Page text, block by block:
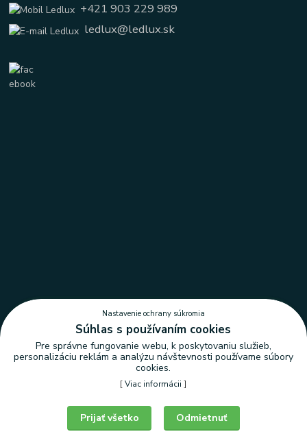
+421 903 229 989
ledlux@ledlux.sk
Nastavenie ochrany súkromia
Nastavenie ochrany súkromia
Súhlas s používaním cookies
Pre správne fungovanie webu, k poskytovaniu služieb,
personalizáciu reklám a analýzu návštevnosti používame súbory
cookies.
[Viac informácii ]
Odmietnuť
Prijať všetko